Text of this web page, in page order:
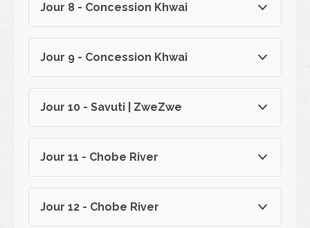
Jour 8 - Concession Khwai
Jour 9 - Concession Khwai
Jour 10 - Savuti | ZweZwe
Jour 11 - Chobe River
Jour 12 - Chobe River